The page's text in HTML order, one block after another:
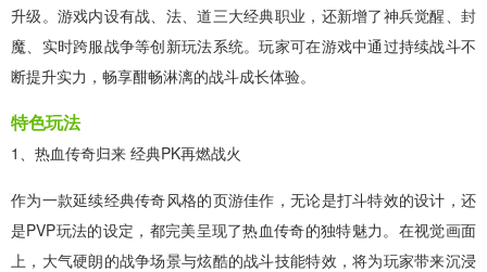
升级。游戏内设有战、法、道三大经典职业，还新增了神兵觉醒、封
魔、实时跨服战争等创新玩法系统。玩家可在游戏中通过持续战斗不
断提升实力，畅享酣畅淋漓的战斗成长体验。
特色玩法
1、热血传奇归来 经典PK再燃战火
作为一款延续经典传奇风格的页游佳作，无论是打斗特效的设计，还
是PVP玩法的设定，都完美呈现了热血传奇的独特魅力。在视觉画面
上，大气硬朗的战争场景与炫酷的战斗技能特效，将为玩家带来沉浸